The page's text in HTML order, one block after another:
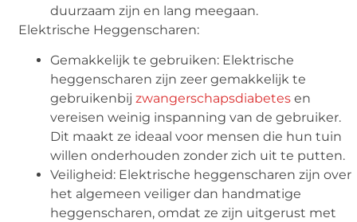
duurzaam zijn en lang meegaan.
Elektrische Heggenscharen:
Gemakkelijk te gebruiken: Elektrische
heggenscharen zijn zeer gemakkelijk te
gebruikenbijzwangerschapsdiabetes en
vereisen weinig inspanning van de gebruiker.
Dit maakt ze ideaal voor mensen die hun tuin
willen onderhouden zonder zich uit te putten.
Veiligheid: Elektrische heggenscharen zijn over
het algemeen veiliger dan handmatige
heggenscharen, omdat ze zijn uitgerust met